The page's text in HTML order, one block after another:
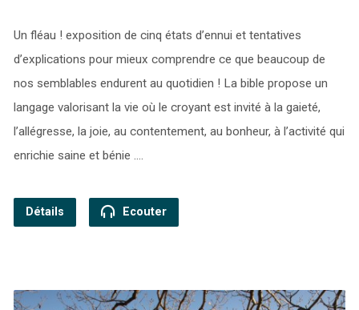
Un fléau ! exposition de cinq états d’ennui et tentatives
d’explications pour mieux comprendre ce que beaucoup de
nos semblables endurent au quotidien ! La bible propose un
langage valorisant la vie où le croyant est invité à la gaieté,
l’allégresse, la joie, au contentement, au bonheur, à l’activité qui
enrichie saine et bénie .…
Détails Ecouter